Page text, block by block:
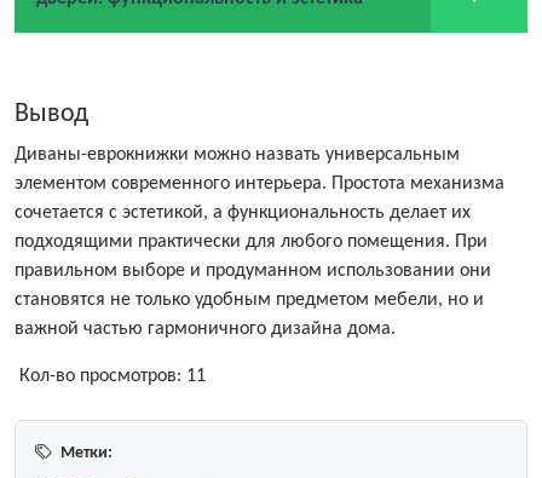
Вывод
Диваны-еврокнижки можно назвать универсальным
элементом современного интерьера. Простота механизма
сочетается с эстетикой, а функциональность делает их
подходящими практически для любого помещения. При
правильном выборе и продуманном использовании они
становятся не только удобным предметом мебели, но и
важной частью гармоничного дизайна дома.
Кол-во просмотров: 11
Метки: